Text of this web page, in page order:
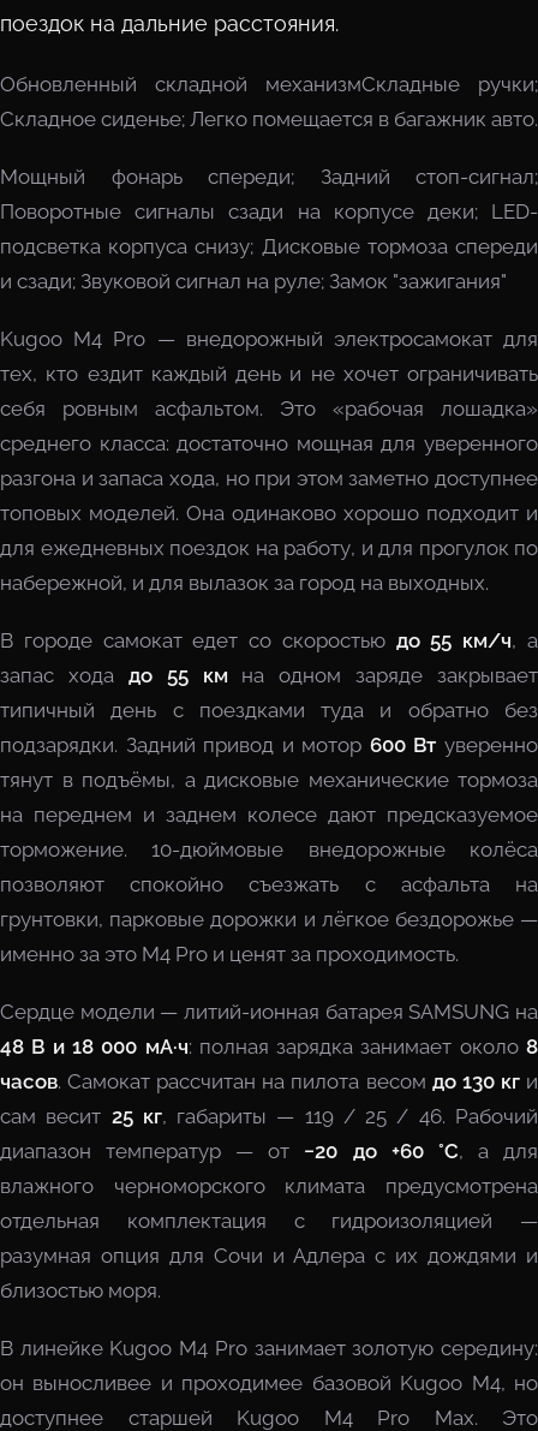
поездок на дальние расстояния.
Обновленный складной механизмСкладные ручки;
Складное сиденье; Легко помещается в багажник авто.
Мощный фонарь спереди; Задний стоп-сигнал;
Поворотные сигналы сзади на корпусе деки; LED-
подсветка корпуса снизу; Дисковые тормоза спереди
и сзади; Звуковой сигнал на руле; Замок "зажигания"
Kugoo M4 Pro — внедорожный электросамокат для
тех, кто ездит каждый день и не хочет ограничивать
себя ровным асфальтом. Это «рабочая лошадка»
среднего класса: достаточно мощная для уверенного
разгона и запаса хода, но при этом заметно доступнее
топовых моделей. Она одинаково хорошо подходит и
для ежедневных поездок на работу, и для прогулок по
набережной, и для вылазок за город на выходных.
В городе самокат едет со скоростью до 55 км/ч, а
запас хода до 55 км на одном заряде закрывает
типичный день с поездками туда и обратно без
подзарядки. Задний привод и мотор 600 Вт уверенно
тянут в подъёмы, а дисковые механические тормоза
на переднем и заднем колесе дают предсказуемое
торможение. 10-дюймовые внедорожные колёса
позволяют спокойно съезжать с асфальта на
грунтовки, парковые дорожки и лёгкое бездорожье —
именно за это M4 Pro и ценят за проходимость.
Сердце модели — литий-ионная батарея SAMSUNG на
48 В и 18 000 мА·ч: полная зарядка занимает около 8
часов. Самокат рассчитан на пилота весом до 130 кги
сам весит 25 кг, габариты — 119 / 25 / 46. Рабочий
диапазон температур — от −20 до +60 °C, а для
влажного черноморского климата предусмотрена
отдельная комплектация с гидроизоляцией —
разумная опция для Сочи и Адлера с их дождями и
близостью моря.
В линейке Kugoo M4 Pro занимает золотую середину:
он выносливее и проходимее базовой Kugoo M4, но
доступнее старшей Kugoo M4 Pro Max. Это